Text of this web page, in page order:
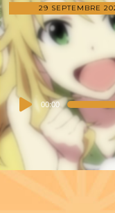
29 SEPTEMBRE
Audio
Player
00:00